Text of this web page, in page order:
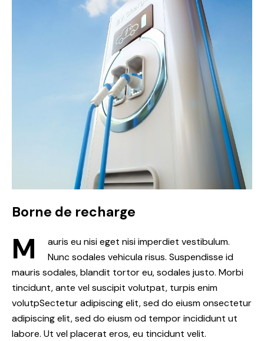
Borne de recharge
M
auris eu nisi eget nisi imperdiet vestibulum.
Nunc sodales vehicula risus. Suspendisse id
mauris sodales, blandit tortor eu, sodales justo. Morbi
tincidunt, ante vel suscipit volutpat, turpis enim
volutpSectetur adipiscing elit, sed do eiusm onsectetur
adipiscing elit, sed do eiusm od tempor incididunt ut
labore. Ut vel placerat eros, eu tincidunt velit.